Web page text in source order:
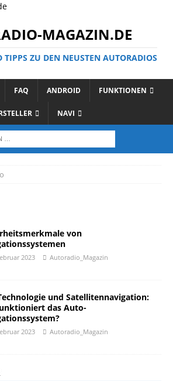
MAGAZIN.DE
TIPPS ZU DEN NEUSTEN AUTORADIOS
FAQ ANDROID FUNKTIONEN
NAVI
von
2023 Autoradio_Magazin
und Satellitennavigation:
das Auto-
2023 Autoradio_Magazin